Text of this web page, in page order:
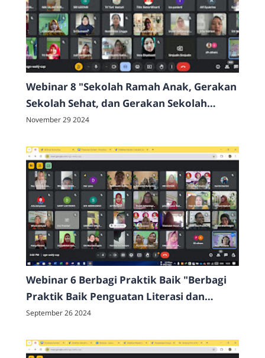
Webinar 8 "Sekolah Ramah Anak, Gerakan
Sekolah Sehat, dan Gerakan Sekolah
Menyenangkan"
November 29 2024
Webinar 6 Berbagi Praktik Baik "Berbagi
Praktik Baik Penguatan Literasi dan
Numerasi jenjang Sekolah Dasar Tahap II"
September 26 2024